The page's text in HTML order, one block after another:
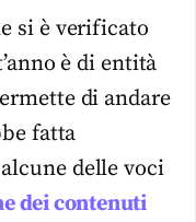
si è verificato
è di entità
di andare
fatta
delle voci
dei contenuti